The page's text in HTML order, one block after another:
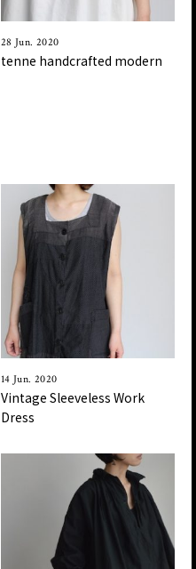
28 Jun. 2020
tenne handcrafted modern
14 Jun. 2020
Vintage Sleeveless Work
Dress